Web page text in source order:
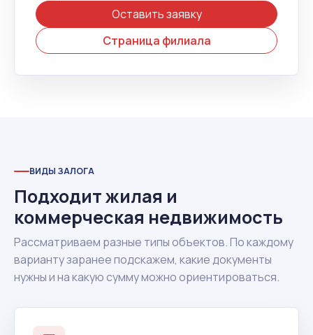
Оставить заявку
Страница филиала
ВИДЫ ЗАЛОГА
Подходит жилая и
коммерческая недвижимость
Рассматриваем разные типы объектов. По каждому
варианту заранее подскажем, какие документы
нужны и на какую сумму можно ориентироваться.